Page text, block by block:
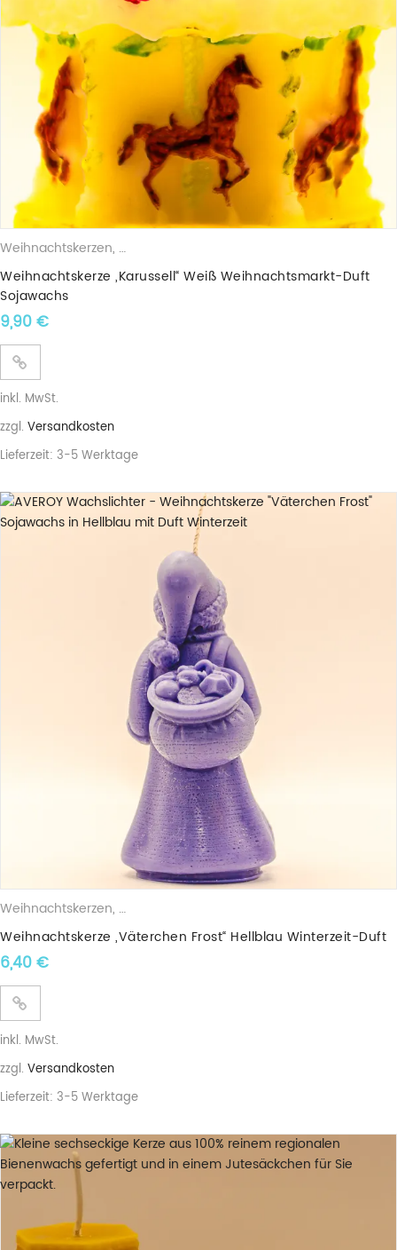
Weihnachtskerzen, Duftkerzen
Weihnachtskerze „Karussell“ Weiß Weihnachtsmarkt-Duft
Sojawachs
9,90€
inkl. MwSt.
zzgl. Versandkosten
Lieferzeit: 3-5 Werktage
Weihnachtskerzen, Duftkerzen
Weihnachtskerze „Väterchen Frost“ Hellblau Winterzeit-Duft
6,40€
inkl. MwSt.
zzgl. Versandkosten
Lieferzeit: 3-5 Werktage